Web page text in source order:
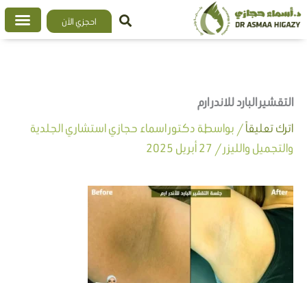
تخطي
إلى
احجزي الآن
التقشير البارد للاندر ارم
اترك تعليقاً/ بواسطة دكتور اسماء حجازي استشاري الجلدية
والتجميل والليزر/ 27 أبريل 2025